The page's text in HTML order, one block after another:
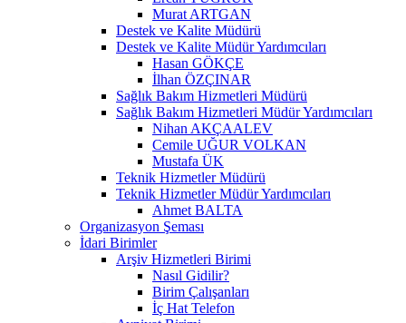
Murat ARTGAN
Destek ve Kalite Müdürü
Destek ve Kalite Müdür Yardımcıları
Hasan GÖKÇE
İlhan ÖZÇINAR
Sağlık Bakım Hizmetleri Müdürü
Sağlık Bakım Hizmetleri Müdür Yardımcıları
Nihan AKÇAALEV
Cemile UĞUR VOLKAN
Mustafa ÜK
Teknik Hizmetler Müdürü
Teknik Hizmetler Müdür Yardımcıları
Ahmet BALTA
Organizasyon Şeması
İdari Birimler
Arşiv Hizmetleri Birimi
Nasıl Gidilir?
Birim Çalışanları
İç Hat Telefon